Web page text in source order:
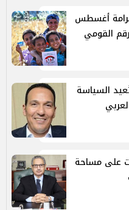
أغسطس
القومي
السياسة
على مساحة